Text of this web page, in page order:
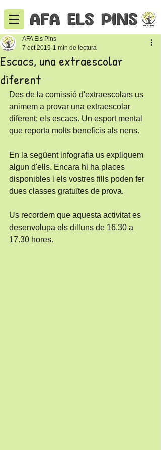
Escacs, una extraescolar
diferent
AFA Els Pins
7 oct 2019 1 min de lectura
Des de la comissió d'extraescolars us
animem a provar una extraescolar
diferent: els escacs. Un esport mental
que reporta molts beneficis als nens.
En la següent infografia us expliquem
algun d'ells. Encara hi ha places
disponibles i els vostres fills poden fer
dues classes gratuïtes de prova.
Us recordem que aquesta activitat es
desenvolupa els dilluns de 16.30 a
17.30 hores.